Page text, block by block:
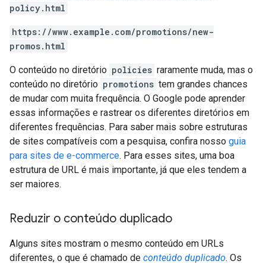
policy.html
https://www.example.com/promotions/new-
promos.html
O conteúdo no diretório policies raramente muda, mas o
conteúdo no diretório promotions tem grandes chances
de mudar com muita frequência. O Google pode aprender
essas informações e rastrear os diferentes diretórios em
diferentes frequências. Para saber mais sobre estruturas
de sites compatíveis com a pesquisa, confira nosso guia
para sites de e-commerce. Para esses sites, uma boa
estrutura de URL é mais importante, já que eles tendem a
ser maiores.
Reduzir o conteúdo duplicado
Alguns sites mostram o mesmo conteúdo em URLs
diferentes, o que é chamado de conteúdo duplicado. Os